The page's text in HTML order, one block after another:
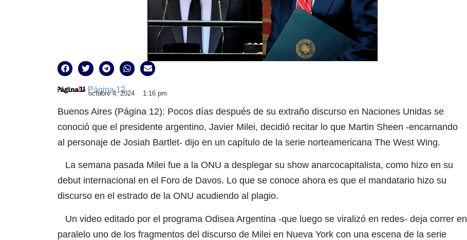
Página 12
octubre 4, 2024 1:16 pm
Buenos Aires (Página 12): Pocos días después de su extraño discurso en Naciones Unidas se
conoció que el presidente argentino, Javier Milei, decidió recitar lo que Martin Sheen -encarnando
al personaje de Josiah Bartlet- dijo en un capítulo de la serie norteamericana The West Wing.
La semana pasada Milei fue a la ONU a desplegar su show anarcocapitalista, como hizo en su
debut internacional en el Foro de Davos. Lo que se conoce ahora es que el mandatario hizo su
discurso en el estrado de la ONU acudiendo al plagio.
Un video editado por el programa Odisea Argentina -que luego se viralizó en redes- deja correr en
paralelo uno de los fragmentos del discurso de Milei en Nueva York con una escena de la serie